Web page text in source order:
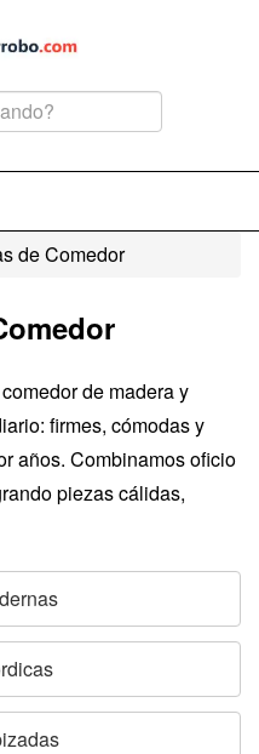
de Comedor
de madera y
firmes, cómodas y
años. Combinamos oficio
piezas cálidas,